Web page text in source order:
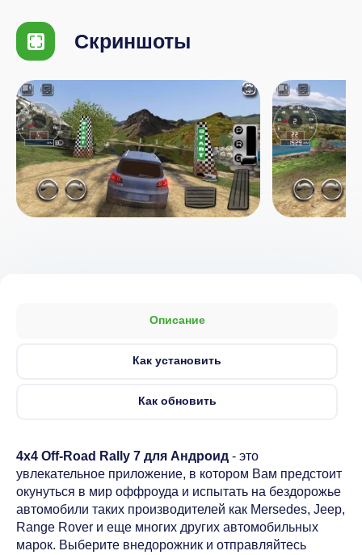
Скриншоты
Описание
Как установить
Как обновить
4x4 Off-Road Rally 7 для Андроид - это
увлекательное приложение, в котором Вам предстоит
окунуться в мир оффроуда и испытать на бездорожье
автомобили таких производителей как Mersedes, Jeep,
Range Rover и еще многих других автомобильных
марок. Выберите внедорожник и отправляйтесь